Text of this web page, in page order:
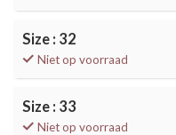
Size : 32
Niet op voorraad
Size : 33
Niet op voorraad